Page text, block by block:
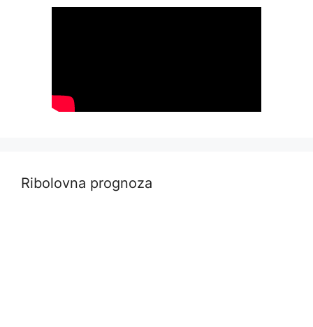
Ribolovna prognoza